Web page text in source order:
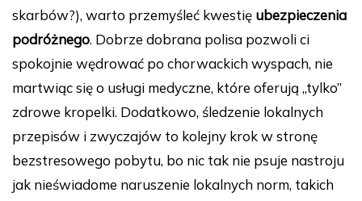
skarbów?), warto przemyśleć kwestię ubezpieczenia
podróżnego. Dobrze dobrana polisa pozwoli ci
spokojnie wędrować po chorwackich wyspach, nie
martwiąc się o usługi medyczne, które oferują „tylko”
zdrowe kropelki. Dodatkowo, śledzenie lokalnych
przepisów i zwyczajów to kolejny krok w stronę
bezstresowego pobytu, bo nic tak nie psuje nastroju
jak nieświadome naruszenie lokalnych norm, takich